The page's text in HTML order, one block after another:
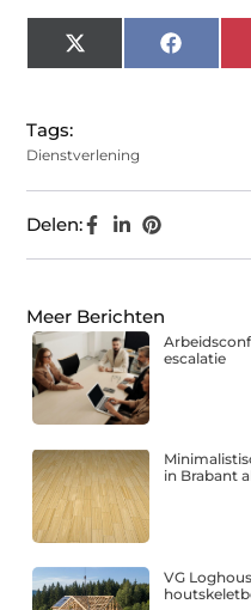
X
(Twitter)
Tags:
Dienstverlening
Delen:
Meer Berichten
escalatie
in Brabant
VG